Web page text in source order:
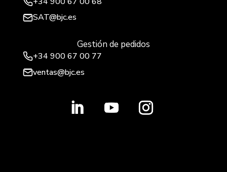
SAT@bjc.es
Gestión de pedidos
+34 900 67 00 77
ventas@bjc.es